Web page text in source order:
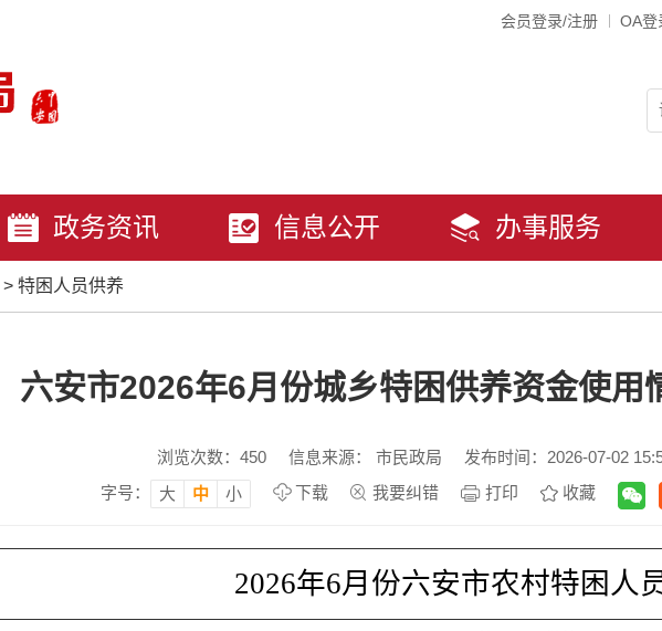
会员登录/注册 OA登
政务资讯 信息公开 办事服务
> 特困人员供养
六安市2026年6月份城乡特困供养资金使用
浏览次数： 450 信息来源： 市民政局
发布时间：2026-07-02
字号：
大 中 小 下载 我要纠错 打印 收藏
2026年6月份六安市农村特困人